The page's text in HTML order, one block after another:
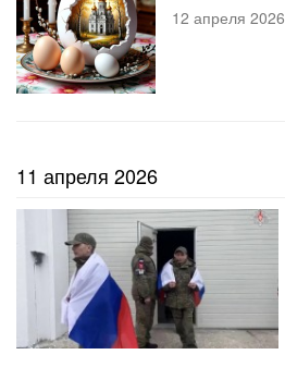
12 апреля 2026
11 апреля 2026